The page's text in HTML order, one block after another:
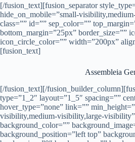
[/fusion_text][fusion_separator
hide_on_mobile=”small-
class=”” id=”” sep_color=””
bottom_margin=”25px” border_size=””
icon_circle_color=”” width=”200px”
[fusion_text]
Assembleia
[/fusion_text][/
type=”1_2″ layout=”1_5″ spacing=””
hover_type=”none” link=””
visibility,medium-visibility,large-visibility”
background_color=””
background_position=”left top”